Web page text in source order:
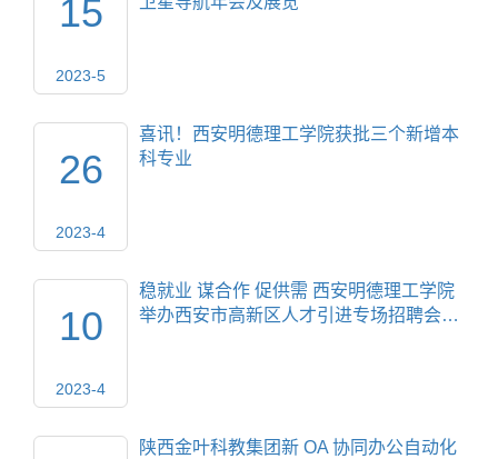
15
2023-5
26
2023-4
喜讯！西安明德理工学院获批三个新增本
科专业
10
2023-4
稳就业 谋合作 促供需 西安明德理工学院
举办西安市高新区人才引进专场招聘会…
陕西金叶科教集团新 OA 协同办公自动化